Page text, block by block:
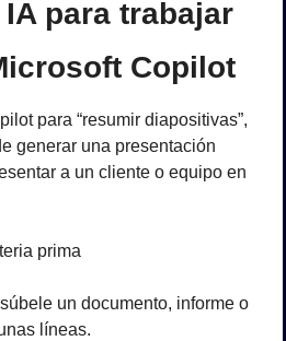
para trabajar
Copilot
para “resumir diapositivas”,
generar una presentación
a un cliente o equipo en
prima
un documento, informe o
líneas.